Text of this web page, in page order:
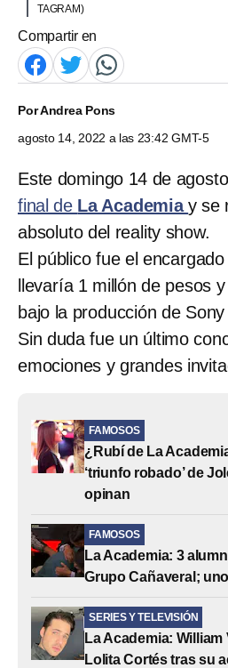
TAGRAM)
Compartir en
PorAndrea Pons
agosto 14, 2022 a las 23:42 GMT-5
Este domingo 14 de
final de La Academiay se
absoluto del reality show.
El público fue el
llevaría 1 millón de pesos
bajo la producción de
Sin duda fue un último
emociones y grandes
FAMOSOS
¿Rubí de La
‘triunfo robado’ de
opinan
FAMOSOS
La Academia: 3
Grupo Cañaveral;
SERIES Y TELEVISIÓN
La Academia:
Lolita Cortés tras su